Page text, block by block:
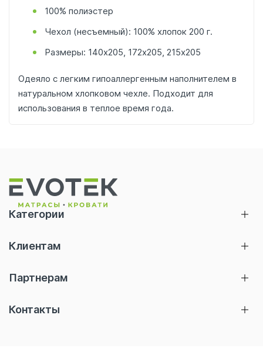
100% полиэстер
Чехол (несъемный): 100% хлопок 200 г.
Размеры: 140х205, 172х205, 215х205
Одеяло с легким гипоаллергенным наполнителем в
натуральном хлопковом чехле. Подходит для
использования в теплое время года.
Категории
Кровати
Топперы
Клиентам
Акции
Партнерам
Контакты